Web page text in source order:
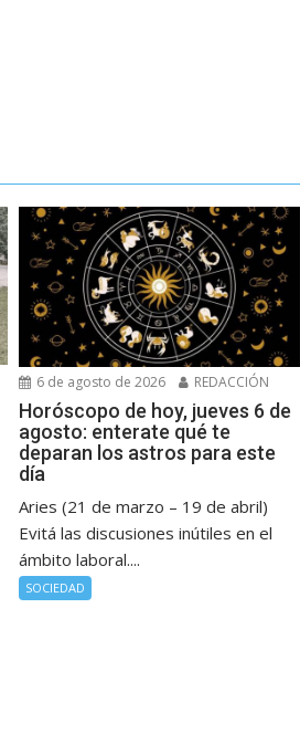
6 de agosto de 2026 REDACCIÓN
Horóscopo de hoy, jueves 6 de
agosto: enterate qué te
deparan los astros para este
día
Aries (21 de marzo – 19 de abril)
Evitá las discusiones inútiles en el
ámbito laboral....
SOCIEDAD